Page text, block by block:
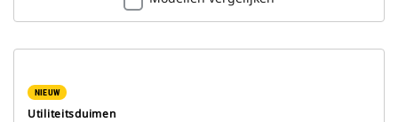
NIEUW
Utiliteitsduimen